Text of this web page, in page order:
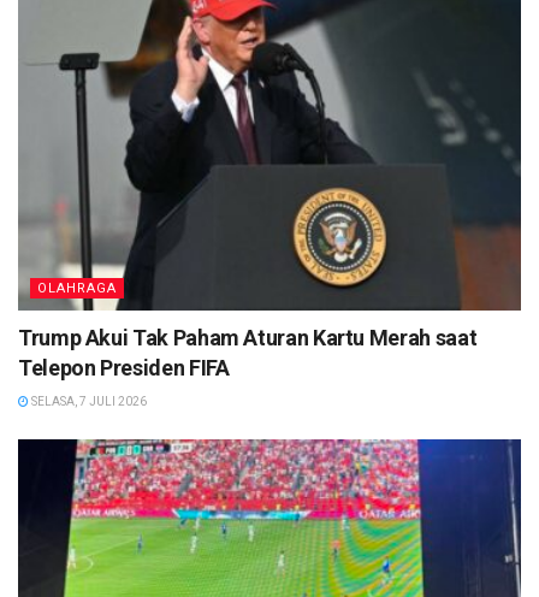
OLAHRAGA
Trump Akui Tak Paham Aturan Kartu Merah saat
Telepon Presiden FIFA
SELASA, 7 JULI 2026